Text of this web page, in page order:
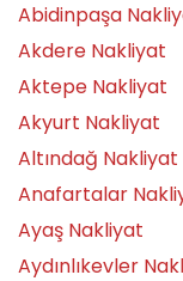
Abidinpaşa
Akdere Nakliyat
Aktepe Nakliyat
Akyurt Nakliyat
Altındağ Nakliyat
Anafartalar
Ayaş Nakliyat
Aydınlıkevler